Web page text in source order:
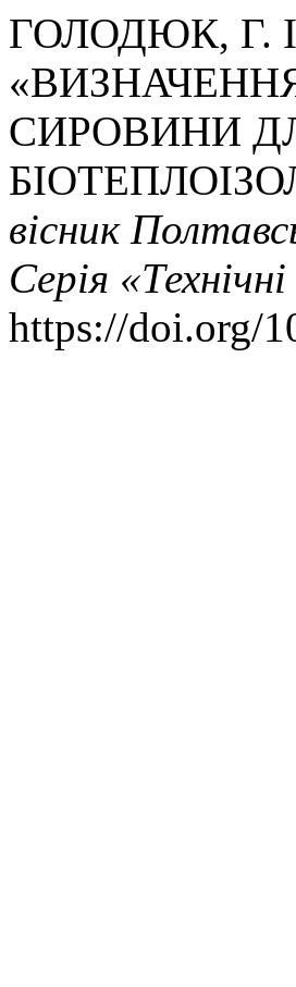
ГОЛОДЮК, Г.
СИРОВИНИ
вісник
Серія
https://doi.org/